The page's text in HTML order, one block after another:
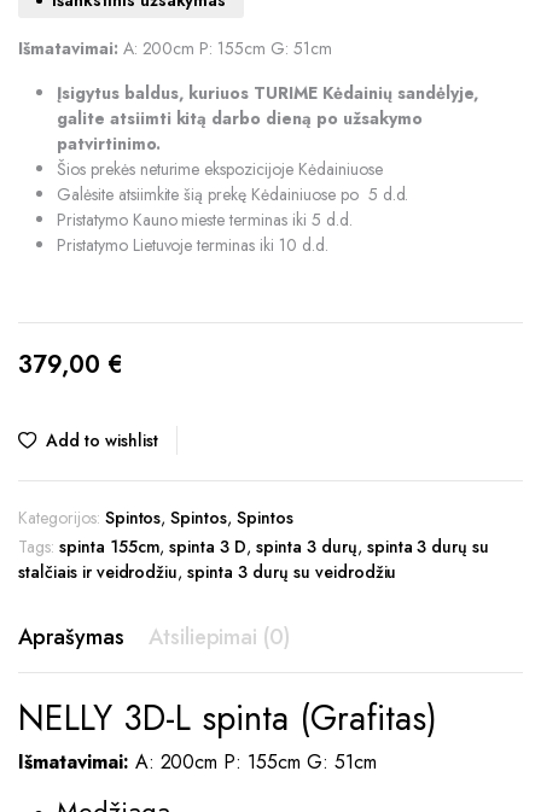
Išmatavimai: A: 200cm P: 155cm G: 51cm
Įsigytus baldus, kuriuos TURIME Kėdainių sandėlyje,
galite atsiimti kitą darbo dieną po užsakymo
patvirtinimo.
Šios prekės neturime ekspozicijoje Kėdainiuose
Galėsite atsiimkite šią prekę Kėdainiuose po 5 d.d.
Pristatymo Kauno mieste terminas iki 5 d.d.
Pristatymo Lietuvoje terminas iki 10 d.d.
379,00 €
Add to wishlist
Kategorijos: Spintos,Spintos,Spintos
Tags: spinta 155cm,spinta 3 D,spinta 3 durų, spinta 3 durų su
stalčiais ir veidrodžiu,spinta 3 durų su veidrodžiu
Aprašymas Atsiliepimai (0)
NELLY 3D-L spinta (Grafitas)
Išmatavimai: A: 200cm P: 155cm G: 51cm